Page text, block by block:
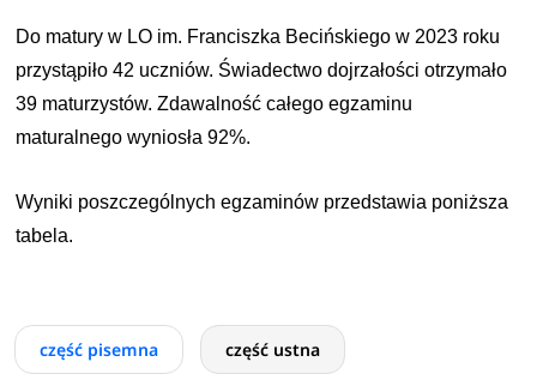
Do matury w LO im. Franciszka Becińskiego w 2023 roku
przystąpiło 42 uczniów. Świadectwo dojrzałości otrzymało
39 maturzystów. Zdawalność całego egzaminu
maturalnego wyniosła 92%.
Wyniki poszczególnych egzaminów przedstawia poniższa
tabela.
część pisemna część ustna